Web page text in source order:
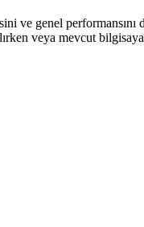
ve genel
veya mevcut